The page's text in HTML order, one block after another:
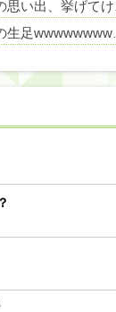
【速
【朗報】
乃木坂46『オリコン上半期SG1位獲得!!』←もうこれ今が全盛期だろwwwwww